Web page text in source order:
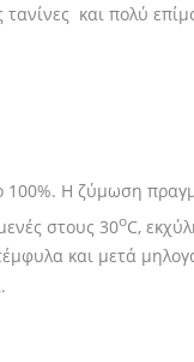
τανίνες και πολύ
100%. Η ζύμωση
στους 30οC,
και μετά